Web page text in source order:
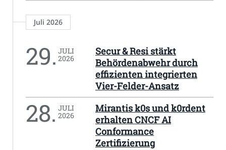
Juli 2026
29. JULI
2026
Secur & Resi stärkt
Behördenabwehr durch
effizienten integrierten
Vier-Felder-Ansatz
28. JULI
2026
Mirantis k0s und k0rdent
erhalten CNCF AI
Conformance
Zertifizierung